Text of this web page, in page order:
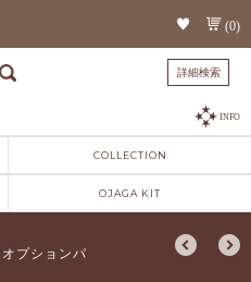
(0)
詳細検索
INFO
COLLECTION
OJAGA KIT
プションパ